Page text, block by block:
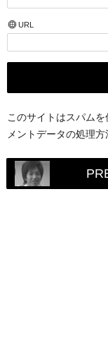
URL
このサイトはスパム
メントデータの処理